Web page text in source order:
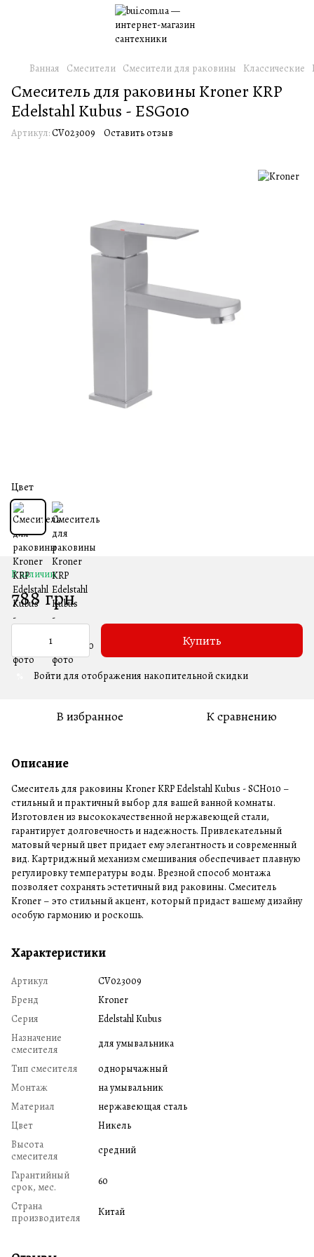
Ванная Смесители Смесители для раковины Классические
Смеситель для раковины Kroner KRP
Edelstahl Kubus - ESG010
Артикул:CV023009 Оставить отзыв
Цвет
В наличии
788 грн
Купить
Войти для отображения накопительной скидки
В избранное К сравнению
Описание
Смеситель для раковины Kroner KRP Edelstahl Kubus - SCH010 –
стильный и практичный выбор для вашей ванной комнаты.
Изготовлен из высококачественной нержавеющей стали,
гарантирует долговечность и надежность. Привлекательный
матовый черный цвет придает ему элегантность и современный
вид. Картриджный механизм смешивания обеспечивает плавную
регулировку температуры воды. Врезной способ монтажа
позволяет сохранять эстетичный вид раковины. Смеситель
Kroner – это стильный акцент, который придаст вашему дизайну
особую гармонию и роскошь.
Характеристики
Артикул
CV023009
Бренд
Kroner
Серия
Edelstahl Kubus
Назначение
смесителя
для умывальника
Тип смесителя
однорычажный
Монтаж
на умывальник
Материал
нержавеющая сталь
Цвет
Никель
Высота
смесителя
средний
Гарантийный
срок, мес.
60
Страна
производителя
Китай